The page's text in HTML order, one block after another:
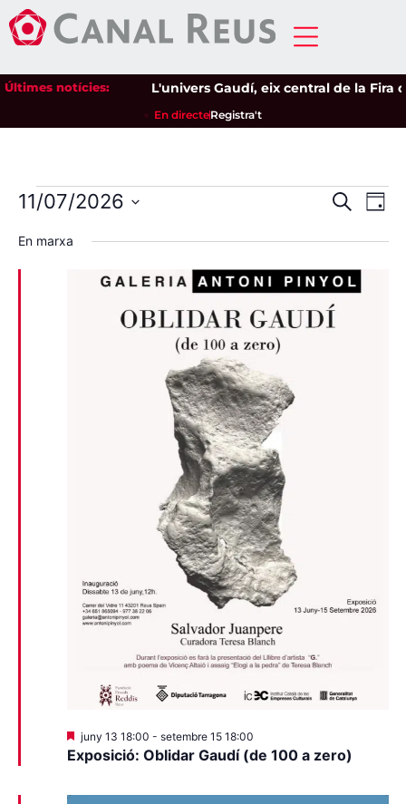
Últimes notícies: L'univers Gaudí, eix central de la Fira
En directeRegistra't
i
cerca
CercaDia
11/07/2026
una
data.
En marxa
Exposició: Oblidar Gaudí (de 100 a zero)
Destacats
juny 13 18:00 - setembre 15 18:00